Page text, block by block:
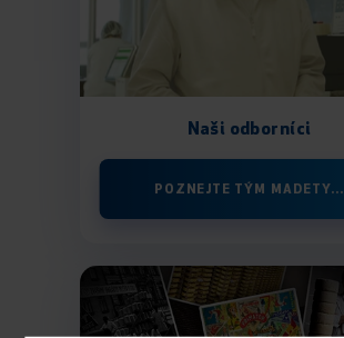
Naši odborníci
POZNEJTE TÝM MADETY...